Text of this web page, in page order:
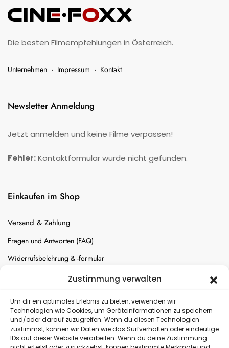
Zustimmung verwalten
Um dir ein optimales Erlebnis zu bieten, verwenden wir
Technologien wie Cookies, um Geräteinformationen zu speichern
und/oder darauf zuzugreifen. Wenn du diesen Technologien
zustimmst, können wir Daten wie das Surfverhalten oder eindeutige
IDs auf dieser Website verarbeiten. Wenn du deine Zustimmung
Die besten Filmempfehlungen in Österreich.
Unternehmen · Impressum · Kontakt
Newsletter Anmeldung
Jetzt anmelden und keine Filme verpassen!
Fehler:Kontaktformular wurde nicht gefunden.
Einkaufen im Shop
Versand & Zahlung
Fragen und Antworten (FAQ)
Widerrufsbelehrung & -formular
Batterien-Entsorgung
Versand